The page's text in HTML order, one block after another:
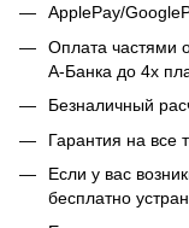
ApplePay/
Оплата частями
А-Банка до 4х
Безналичный
Гарантия на все
Если у вас
бесплатно